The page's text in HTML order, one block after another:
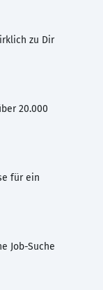
zu Dir
20.000
für ein
Job-Suche